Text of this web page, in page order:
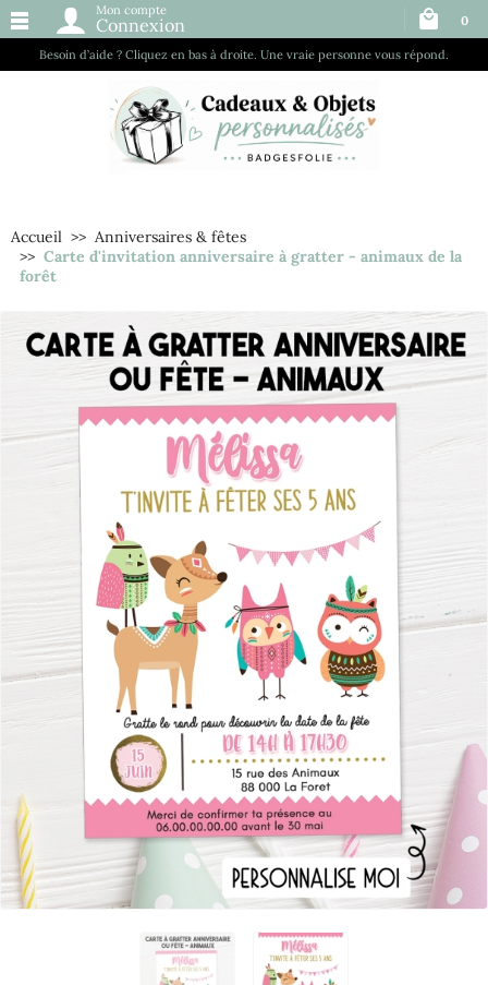
Besoin d’aide ? Cliquez en bas à droite. Une vraie personne vous répond.
Mon compte
Connexion 0
Accueil
Anniversaires & fêtes
Carte d'invitation anniversaire à gratter - animaux de la
forêt